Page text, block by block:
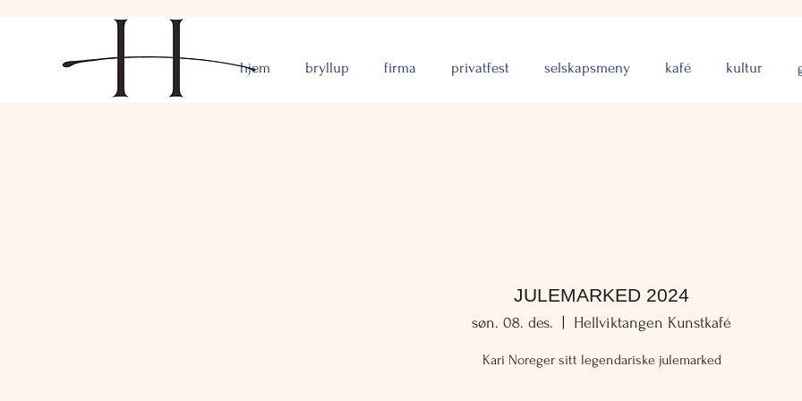
hjem bryllup firma privatfest selskapsmeny kafé kultur
JULEMARKED 2024
søn. 08. des. Hellviktangen Kunstkafé
Kari Noreger sitt legendariske julemarked